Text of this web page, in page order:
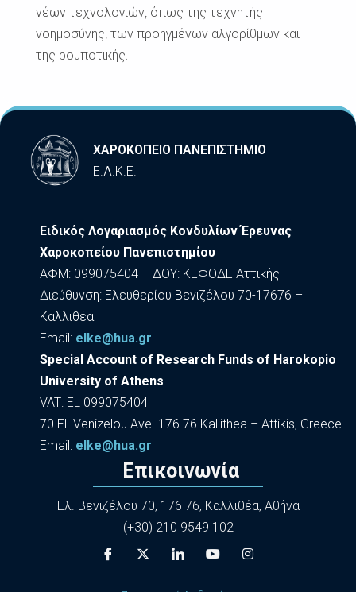
νέων τεχνολογιών, όπως της τεχνητής
νοημοσύνης, των προηγμένων αλγορίθμων και
της ρομποτικής.
ΧΑΡΟΚΟΠΕΙΟ ΠΑΝΕΠΙΣΤΗΜΙΟ
Ε.Λ.Κ.Ε.
Ειδικός Λογαριασμός Κονδυλίων Έρευνας
Χαροκοπείου Πανεπιστημίου
ΑΦΜ: 099075404 – ΔΟΥ: ΚΕΦΟΔΕ Αττικής
Διεύθυνση: Ελευθερίου Βενιζέλου 70-17676 –
Καλλιθέα
Εmail: elke@hua.gr
Special Account of Research Funds of Harokopio
University of Athens
VAT: EL 099075404
70 El. Venizelou Ave. 176 76 Kallithea – Attikis, Greece
Εmail: elke@hua.gr
Επικοινωνία
Ελ. Βενιζέλου 70, 176 76, Καλλιθέα, Αθήνα
(+30) 210 9549 102